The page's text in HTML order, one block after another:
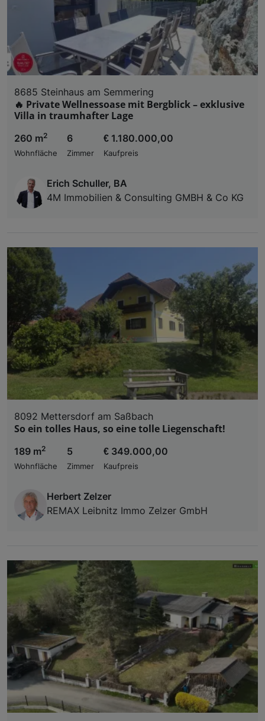
8685 Steinhaus am Semmering
🔥 Private Wellnessoase mit Bergblick – exklusive
Villa in traumhafter Lage
260 m2
Wohnfläche
6
Zimmer
€ 1.180.000,00
Kaufpreis
Erich Schuller, BA
4M Immobilien & Consulting GMBH & Co KG
8092 Mettersdorf am Saßbach
So ein tolles Haus, so eine tolle Liegenschaft!
189 m2
Wohnfläche
5
Zimmer
€ 349.000,00
Kaufpreis
Herbert Zelzer
REMAX Leibnitz Immo Zelzer GmbH